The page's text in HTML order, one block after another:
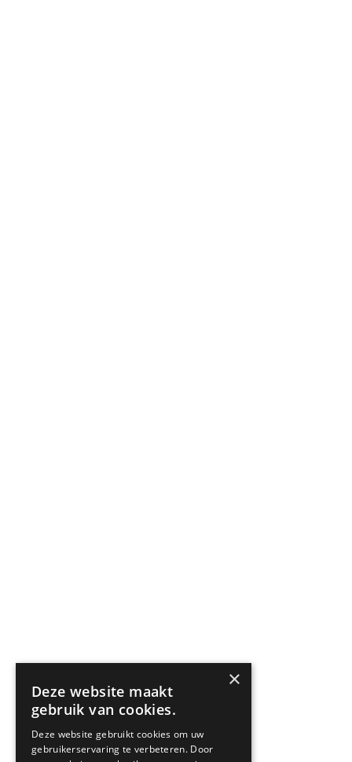
×
Deze website maakt
gebruik van cookies.
Deze website gebruikt cookies om uw
gebruikerservaring te verbeteren. Door